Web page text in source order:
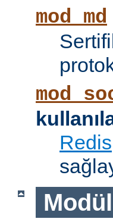
mod_md
Redis